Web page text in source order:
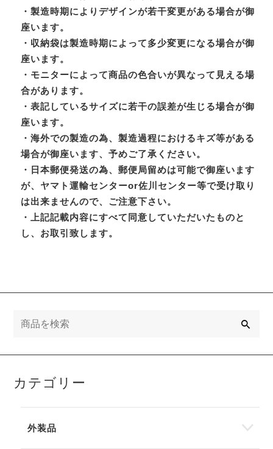
・製造時期によりデザインが若干変更がある場合が御
座います。
・収納袋は製造時期によって多少変更になる場合が御
座います。
・モニターによって商品の色合いが異なって見える場
合があります。
・表記しているサイズに若干の誤差が生じる場合が御
座います。
・海外での製造の為、製造過程におけるキズ等がある
場合が御座います、予めご了承ください。
・日本郵便発送の為、郵便局留めは可能で御座います
が、ヤマト運輸センターor佐川センター等で受け取り
は出来ませんので、ご注意下さい。
・上記記載内容にすべて同意していただいたものと
し、お取引致します。
カテゴリー
外装品